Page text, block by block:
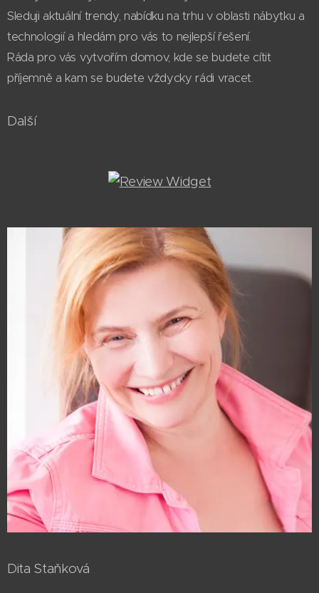
Sleduji aktuální trendy, nabídku na trhu v oblasti nábytku a
technologií a hledám pro vás to nejlepší řešení.
Ráda pro vás vytvořím domov, kde se budete cítit
příjemně a kam se budete vždycky rádi vracet.
Další
Dita Staňková